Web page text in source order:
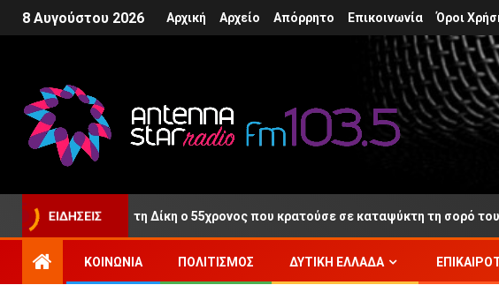
8 Αυγούστου 2026 Αρχική Αρχείο Απόρρητο Επικοινωνία Όροι
ΕΙΔΉΣΕΙΣ
μετά τη Δίκη ο 55χρονος που κρατούσε σε καταψύκτη τη σορό του
ΚΟΙΝΩΝΊΑ ΠΟΛΙΤΙΣΜΌΣ ΔΥΤΙΚΉ ΕΛΛΆΔΑ